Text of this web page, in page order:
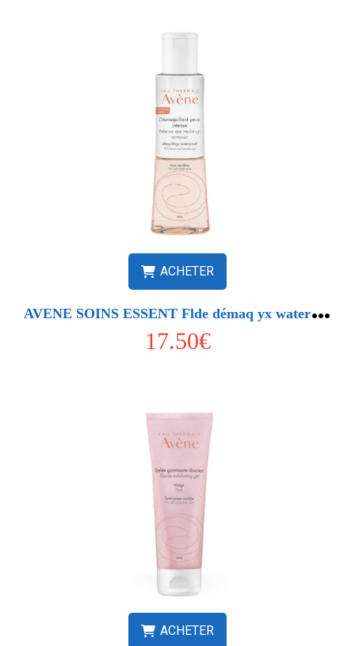
ACHETER
A
VENE SOINS ESSENT Flde démaq yx waterp 125ml
17.50€
ACHETER